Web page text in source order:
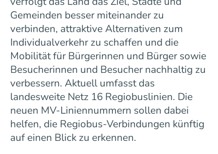
Gemeinden besser miteinander zu
verbinden, attraktive Alternativen zum
Individualverkehr zu schaffen und die
Mobilität für Bürgerinnen und Bürger sowie
Besucherinnen und Besucher nachhaltig zu
verbessern. Aktuell umfasst das
landesweite Netz 16 Regiobuslinien. Die
neuen MV-Liniennummern sollen dabei
helfen, die Regiobus-Verbindungen künftig
auf einen Blick zu erkennen.